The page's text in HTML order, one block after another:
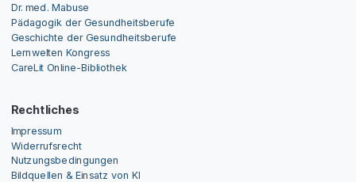
Dr. med. Mabuse
Pädagogik der Gesundheitsberufe
Geschichte der Gesundheitsberufe
Lernwelten Kongress
CareLit Online-Bibliothek
Rechtliches
Impressum
Widerrufsrecht
Nutzungsbedingungen
Bildquellen & Einsatz von KI